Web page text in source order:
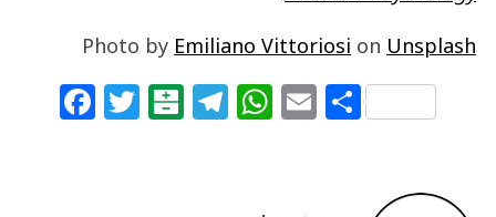
Photo byEmiliano VittoriosionUnsplash
F
a T
w B
al T
el W
h E
m S
h